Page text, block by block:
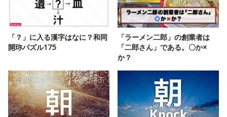
「？」に入る漢字はなに？和同
開珎パズル175
「ラーメン二郎」の創業者は
「二郎さん」である。〇か×
か？